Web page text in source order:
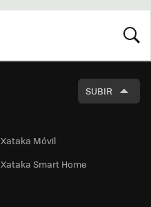
SUBIR
Xataka Móvil
Xataka Smart Home